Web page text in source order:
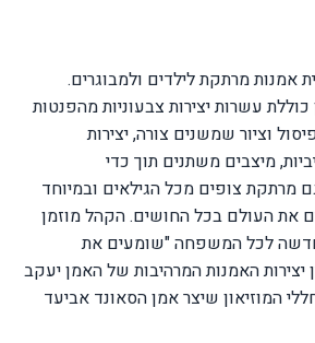
אמנות מרתקת לילדים ולמבוגרים.
עשרות יצירות צבעוניות מהפנטות
וציור שמשנים צורה, יצירות
מיצבים משתנים תוך כדי
מרתקת צופים מכל הגילאים ובמיוחד
את העולם בכל החושים. הקהל מוזמן
לכל המשפחה "שומעים את
האמנות המרהיבות של האמן יעקב
המוזיאון שיצר אמן הסאונד אביעד